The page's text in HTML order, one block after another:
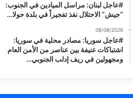
#عاجل لبنان: مراسل الميادين في الجنوب:
“جيش” الاحتلال نفذ تفجيراً في بلدة حولا…
08/08/2026
#عاجل سوريا: مصادر محلية في سوريا:
اشتباكات عنيفة بين عناصر من الأمن العام
ومجهولين في ريف إدلب الجنوبي…